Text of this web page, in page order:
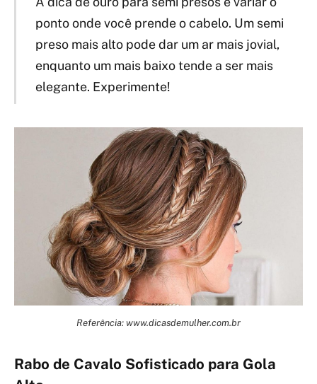
ponto onde você prende o cabelo. Um semi
preso mais alto pode dar um ar mais jovial,
enquanto um mais baixo tende a ser mais
elegante. Experimente!
Referência: www.dicasdemulher.com.br
Rabo de Cavalo Sofisticado para Gola